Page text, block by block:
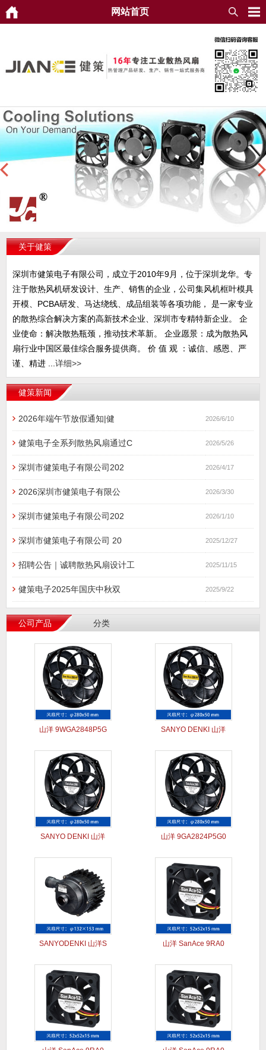
网站首页
关于健策
深圳市健策电子有限公司，成立于2010年9月，位于深圳龙华。专
注于散热风机研发设计、生产、销售的企业，公司集风机框叶模具
开模、PCBA研发、马达绕线、成品组装等各项功能， 是一家专业
的散热综合解决方案的高新技术企业、深圳市专精特新企业。 企
业使命：解决散热瓶颈，推动技术革新。 企业愿景：成为散热风
扇行业中国区最佳综合服务提供商。 价 值 观 ：诚信、感恩、严
谨、精进 ... 详细>>
健策新闻
2026年端午节放假通知|健 2026/6/10
健策电子全系列散热风扇通过C 2026/5/26
深圳市健策电子有限公司202 2026/4/17
2026深圳市健策电子有限公 2026/3/30
深圳市健策电子有限公司202 2026/1/10
深圳市健策电子有限公司 20 2025/12/27
招聘公告｜诚聘散热风扇设计工 2025/11/15
健策电子2025年国庆中秋双 2025/9/22
公司产品 分类
山洋 9WGA2848P5G SANYO DENKI 山洋
SANYO DENKI 山洋 山洋 9GA2824P5G0
SANYODENKI 山洋S 山洋 SanAce 9RA0